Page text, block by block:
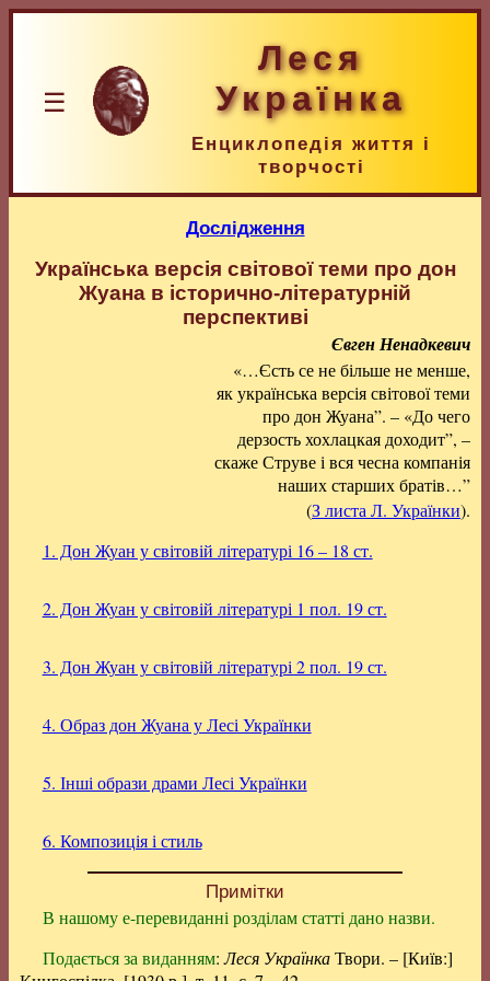
☰
Леся
Українка
Енциклопедія життя і
творчості
Дослідження
Українська версія світової теми про дон
Жуана в історично-літературній
перспективі
Євген Ненадкевич
«…Єсть се не більше не менше,
як українська версія світової теми
про дон Жуана”. – «До чего
дерзость хохлацкая доходит”, –
скаже Струве і вся чесна компанія
наших старших братів…”
(З листа Л. Українки).
1. Дон Жуан у світовій літературі 16 – 18 ст.
2. Дон Жуан у світовій літературі 1 пол. 19 ст.
3. Дон Жуан у світовій літературі 2 пол. 19 ст.
4. Образ дон Жуана у Лесі Українки
5. Інші образи драми Лесі Українки
6. Композиція і стиль
Примітки
В нашому е-перевиданні розділам статті дано назви.
Подається за виданням:Леся УкраїнкаТвори. – [Київ:]